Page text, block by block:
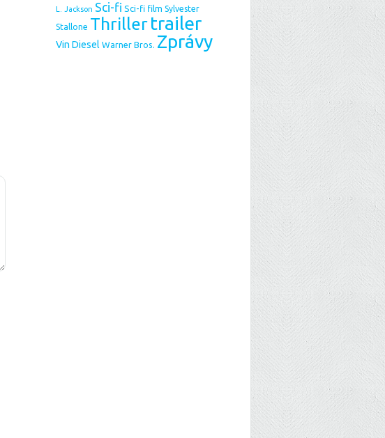
L. Jackson Sci-fi Sci-fi film Sylvester
Stallone Thrillertrailer
Vin Diesel Warner Bros. Zprávy